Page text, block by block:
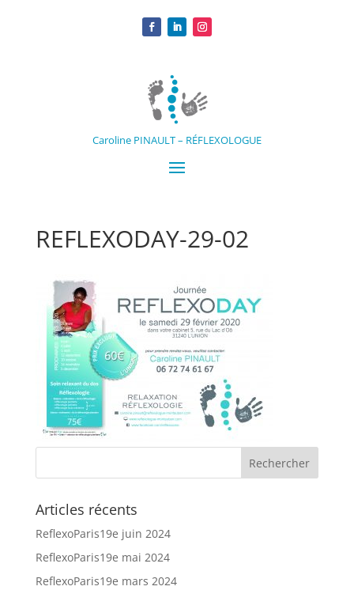
Caroline PINAULT – RÉFLEXOLOGUE
REFLEXODAY-29-02
Articles récents
ReflexoParis19e juin 2024
ReflexoParis19e mai 2024
ReflexoParis19e mars 2024